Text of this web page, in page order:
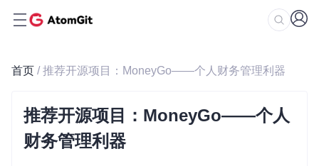
首页 / 推荐开源项目：MoneyGo——个人财务管理利器
推荐开源项目：MoneyGo——个人
财务管理利器